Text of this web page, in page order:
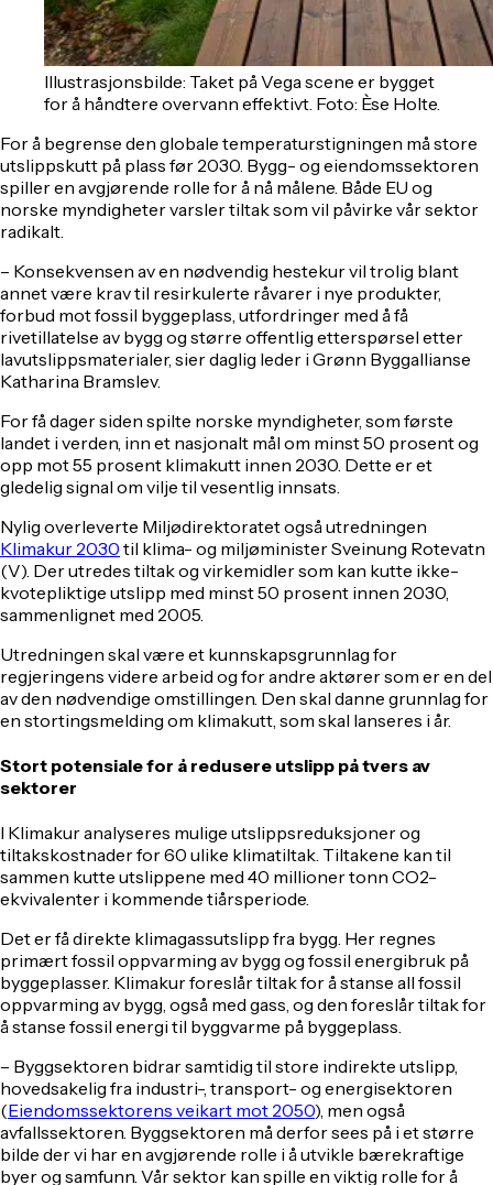
Illustrasjonsbilde: Taket på Vega scene er bygget
for å håndtere overvann effektivt. Foto: Èse Holte.
For å begrense den globale temperaturstigningen må store
utslippskutt på plass før 2030. Bygg- og eiendomssektoren
spiller en avgjørende rolle for å nå målene. Både EU og
norske myndigheter varsler tiltak som vil påvirke vår sektor
radikalt.
– Konsekvensen av en nødvendig hestekur vil trolig blant
annet være krav til resirkulerte råvarer i nye produkter,
forbud mot fossil byggeplass, utfordringer med å få
rivetillatelse av bygg og større offentlig etterspørsel etter
lavutslippsmaterialer, sier daglig leder i Grønn Byggallianse
Katharina Bramslev.
For få dager siden spilte norske myndigheter, som første
landet i verden, inn et nasjonalt mål om minst 50 prosent og
opp mot 55 prosent klimakutt innen 2030. Dette er et
gledelig signal om vilje til vesentlig innsats.
Nylig overleverte Miljødirektoratet også utredningen
Klimakur 2030 til klima- og miljøminister Sveinung Rotevatn
(V). Der utredes tiltak og virkemidler som kan kutte ikke-
kvotepliktige utslipp med minst 50 prosent innen 2030,
sammenlignet med 2005.
Utredningen skal være et kunnskapsgrunnlag for
regjeringens videre arbeid og for andre aktører som er en del
av den nødvendige omstillingen. Den skal danne grunnlag for
en stortingsmelding om klimakutt, som skal lanseres i år.
Stort potensiale for å redusere utslipp på tvers av
sektorer
I Klimakur analyseres mulige utslippsreduksjoner og
tiltakskostnader for 60 ulike klimatiltak. Tiltakene kan til
sammen kutte utslippene med 40 millioner tonn CO2-
ekvivalenter i kommende tiårsperiode.
Det er få direkte klimagassutslipp fra bygg. Her regnes
primært fossil oppvarming av bygg og fossil energibruk på
byggeplasser. Klimakur foreslår tiltak for å stanse all fossil
oppvarming av bygg, også med gass, og den foreslår tiltak for
å stanse fossil energi til byggvarme på byggeplass.
– Byggsektoren bidrar samtidig til store indirekte utslipp,
hovedsakelig fra industri-, transport- og energisektoren
(Eiendomssektorens veikart mot 2050), men også
avfallssektoren. Byggsektoren må derfor sees på i et større
bilde der vi har en avgjørende rolle i å utvikle bærekraftige
byer og samfunn. Vår sektor kan spille en viktig rolle for å